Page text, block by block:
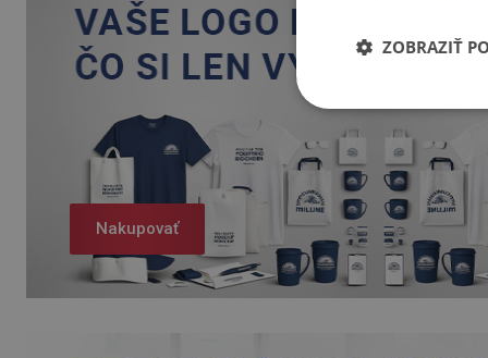
Nakupovať
ZOBRAZIŤ